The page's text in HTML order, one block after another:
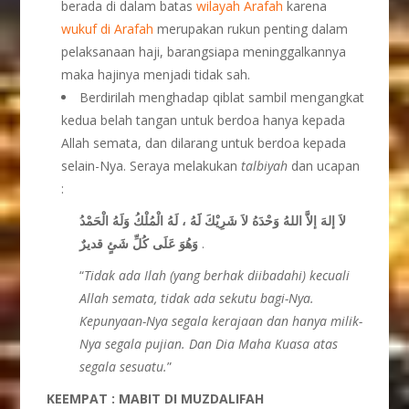
berada di dalam bataswilayah Arafah karena
wukuf di Arafah merupakan rukun penting dalam
pelaksanaan haji, barangsiapa meninggalkannya
maka hajinya menjadi tidak sah.
Berdirilah menghadap qiblat sambil mengangkat
kedua belah tangan untuk berdoa hanya kepada
Allah semata, dan dilarang untuk berdoa kepada
selain-Nya. Seraya melakukantalbiyah dan ucapan
:
لاَ إلهَ إلاَّ اللهُ وَحْدَهُ لاَ شَرِيْكَ لََهُ ، لَهُ الْمُلْكُ وَلَهُ الْحَمْدُ
وَهُوَ عَلَى كُلِّ شَئٍ قديرٌ .
“Tidak ada Ilah (yang berhak diibadahi) kecuali
Allah semata, tidak ada sekutu bagi-Nya.
Kepunyaan-Nya segala kerajaan dan hanya milik-
Nya segala pujian. Dan Dia Maha Kuasa atas
segala sesuatu.”
KEEMPAT : MABIT DI MUZDALIFAH